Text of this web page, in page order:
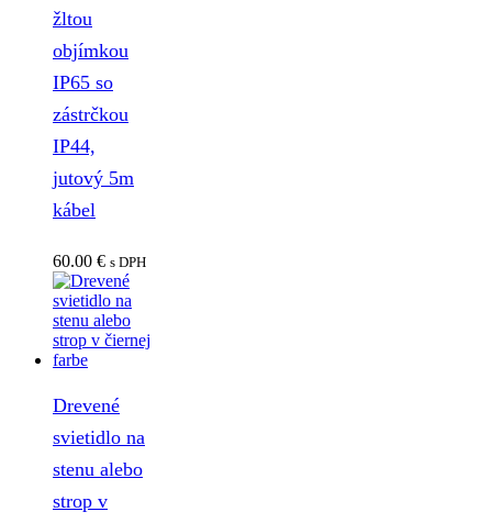
žltou
objímkou
IP65 so
zástrčkou
IP44,
jutový 5m
kábel
60.00 € s DPH
Drevené
svietidlo na
stenu alebo
strop v